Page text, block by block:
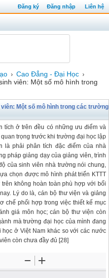
Đăng ký Đăng nhập Liên hệ
› Cao Đẳng - Đại Học ›
viên: Một số mô hình trong
Một số mô hình trong các trường
tích ở trên đều có những ưu điểm và
trọng trước khi trường đại học lập
là phải phân tích đặc điểm của nhà
pháp giảng dạy của giảng viên, trình
của sinh viên nhà trường nói chung,
chọn được mô hình phát triển KTTT
không hoàn toàn phù hợp với bối
Lý do là, cán bộ thư viện và giảng
chế phối hợp trong việc thiết kế mục
giá môn học; cán bộ thư viện còn
mà trường đại học của mình đang
ở Việt Nam khác so với các nước
còn chưa đầy đủ [28]